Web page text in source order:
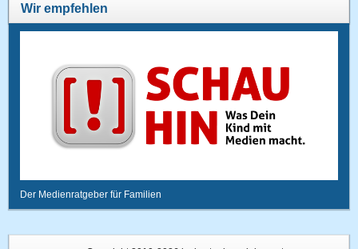
Wir empfehlen
Der Medienratgeber für Familien